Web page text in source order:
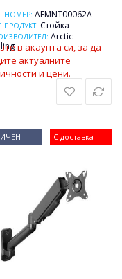
НОМЕР: AEMNT00062A
ПРОДУКТ: Стойка
Arctic
в акаунта си, за да
актуалните
и цени.
С доставка